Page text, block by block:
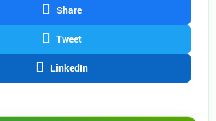
Share
Tweet
LinkedIn